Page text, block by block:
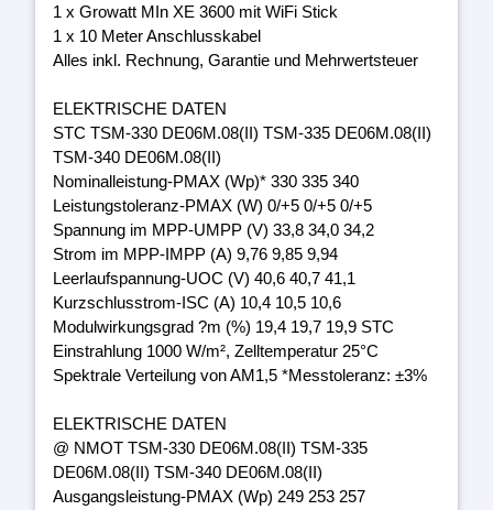
1 x Growatt MIn XE 3600 mit WiFi Stick
1 x 10 Meter Anschlusskabel
Alles inkl. Rechnung, Garantie und Mehrwertsteuer
ELEKTRISCHE DATEN
STC TSM-330 DE06M.08(II) TSM-335 DE06M.08(II)
TSM-340 DE06M.08(II)
Nominalleistung-PMAX (Wp)* 330 335 340
Leistungstoleranz-PMAX (W) 0/+5 0/+5 0/+5
Spannung im MPP-UMPP (V) 33,8 34,0 34,2
Strom im MPP-IMPP (A) 9,76 9,85 9,94
Leerlaufspannung-UOC (V) 40,6 40,7 41,1
Kurzschlusstrom-ISC (A) 10,4 10,5 10,6
Modulwirkungsgrad ?m (%) 19,4 19,7 19,9 STC
Einstrahlung 1000 W/m², Zelltemperatur 25°C
Spektrale Verteilung von AM1,5 *Messtoleranz: ±3%
ELEKTRISCHE DATEN
@ NMOT TSM-330 DE06M.08(II) TSM-335
DE06M.08(II) TSM-340 DE06M.08(II)
Ausgangsleistung-PMAX (Wp) 249 253 257